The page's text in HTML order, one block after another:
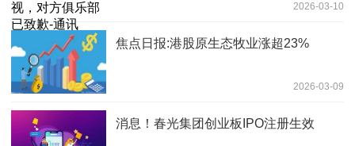
2026-03-10
焦点日报:港股原生态牧业涨超23%
2026-03-09
消息！春光集团创业板IPO注册生效